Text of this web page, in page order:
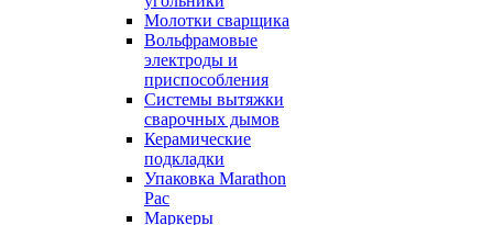
Молотки сварщика
Вольфрамовые
электроды и
приспособления
Системы вытяжки
сварочных дымов
Керамические
подкладки
Упаковка Marathon
Pac
Маркеры